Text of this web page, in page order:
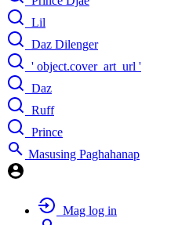
Lil
Daz Dilenger
' object.cover_art_url '
Daz
Ruff
Prince
Masusing Paghahanap
Mag log in